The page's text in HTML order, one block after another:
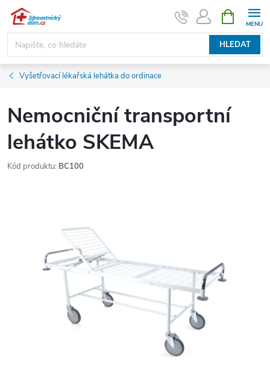
Přejít
obsah
HLEDAT
NÁKUPNÍ
KOŠÍK
Vyšetřovací lékařská lehátka do ordinace
Nemocniční transportní
lehátko SKEMA
Kód produktu: BC100